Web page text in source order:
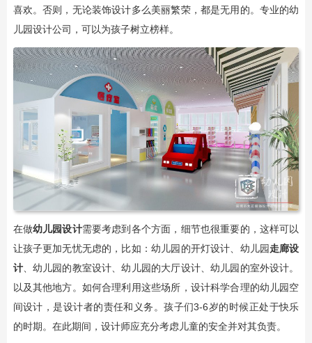
喜欢。否则，无论装饰设计多么美丽繁荣，都是无用的。专业的幼
儿园设计公司，可以为孩子树立榜样。
在做幼儿园设计需要考虑到各个方面，细节也很重要的，这样可以
让孩子更加无忧无虑的，比如：幼儿园的开灯设计、幼儿园走廊设
计、幼儿园的教室设计、幼儿园的大厅设计、幼儿园的室外设计。
以及其他地方。如何合理利用这些场所，设计科学合理的幼儿园空
间设计，是设计者的责任和义务。孩子们3-6岁的时候正处于快乐
的时期。在此期间，设计师应充分考虑儿童的安全并对其负责。